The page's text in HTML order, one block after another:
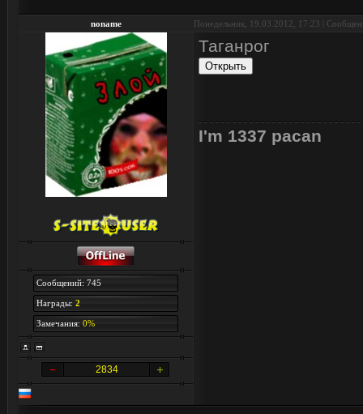
noname Понедельник, 19.03.2012, 17:23 |
Сообщений: 745
Награды: 2
Замечания: 0%
2834
Таганрог
I'm 1337 pacan